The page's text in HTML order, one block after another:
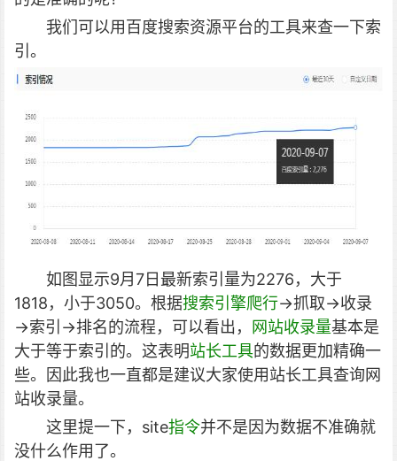
我们可以用百度搜索资源平台的工具来查一下索
引。
如图显示9月7日最新索引量为2276，大于
1818，小于3050。根据搜索引擎爬行→抓取→收录
→索引→排名的流程，可以看出，
网站收录量基本是
大于等于索引的。这表明站长工具的数据更加精确一
些。因此我也一直都是建议大家使用站长工具查询网
站收录量。
这里提一下，site指令并不是因为数据不准确就
没什么作用了。